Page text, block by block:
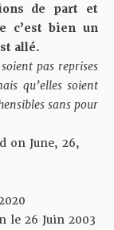
de part et
c’est bien un
allé.
pas reprises
qu’elles soient
sans pour
on June, 26,
le 26 Juin 2003